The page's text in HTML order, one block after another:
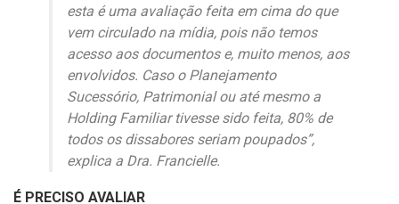
esta é uma avaliação feita em cima do que
vem circulado na mídia, pois não temos
acesso aos documentos e, muito menos, aos
envolvidos. Caso o Planejamento
Sucessório, Patrimonial ou até mesmo a
Holding Familiar tivesse sido feita, 80% de
todos os dissabores seriam poupados”,
explica a Dra. Francielle.
É PRECISO AVALIAR